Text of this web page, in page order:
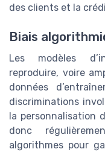
des clients et la
Biais
Les modèles
reproduire, voire
données
discriminations
la personnalisation
donc
algorithmes pour